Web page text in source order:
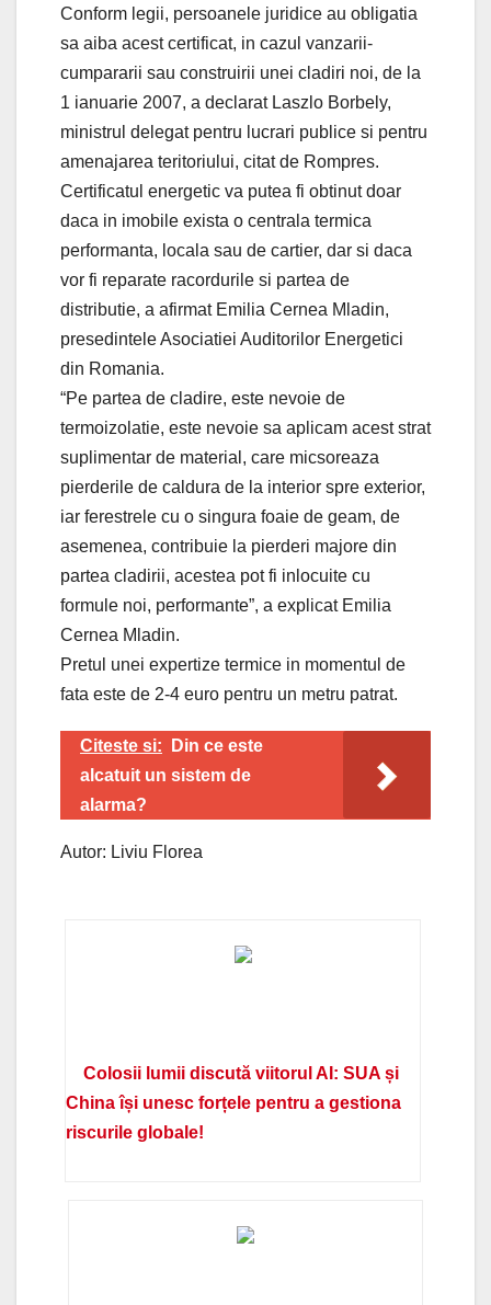
Conform legii, persoanele juridice au obligatia
sa aiba acest certificat, in cazul vanzarii-
cumpararii sau construirii unei cladiri noi, de la
1 ianuarie 2007, a declarat Laszlo Borbely,
ministrul delegat pentru lucrari publice si pentru
amenajarea teritoriului, citat de Rompres.
Certificatul energetic va putea fi obtinut doar
daca in imobile exista o centrala termica
performanta, locala sau de cartier, dar si daca
vor fi reparate racordurile si partea de
distributie, a afirmat Emilia Cernea Mladin,
presedintele Asociatiei Auditorilor Energetici
din Romania.
“Pe partea de cladire, este nevoie de
termoizolatie, este nevoie sa aplicam acest strat
suplimentar de material, care micsoreaza
pierderile de caldura de la interior spre exterior,
iar ferestrele cu o singura foaie de geam, de
asemenea, contribuie la pierderi majore din
partea cladirii, acestea pot fi inlocuite cu
formule noi, performante”, a explicat Emilia
Cernea Mladin.
Pretul unei expertize termice in momentul de
fata este de 2-4 euro pentru un metru patrat.
Citeste si:
Din ce este
alcatuit un sistem de
alarma?
Autor: Liviu Florea
Colosii lumii discută viitorul AI: SUA și
China își unesc forțele pentru a gestiona
riscurile globale!